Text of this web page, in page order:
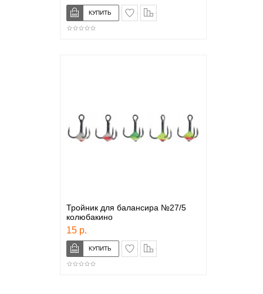
в закладки
Тройник для балансира №27/5
колюбакино
15 р.
в закладки